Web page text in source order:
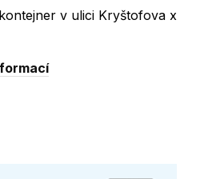
v ulici Kryštofova x